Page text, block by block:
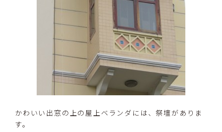
かわいい出窓の上の屋上ベランダには、祭壇がありま
す。